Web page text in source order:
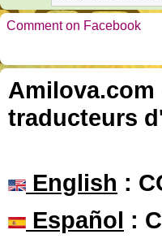
Comment on Facebook
traducteurs
English :
Español :